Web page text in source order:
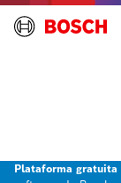
Plataforma gratuita